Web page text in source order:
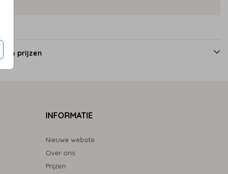
en prijzen
INFORMATIE
Nieuwe website
Over ons
Prijzen